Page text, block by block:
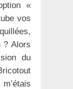
«
vos
? Alors
du